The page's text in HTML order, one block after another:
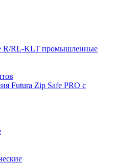
R/RL-KLT промышленные
Futura Zip Safe PRO с